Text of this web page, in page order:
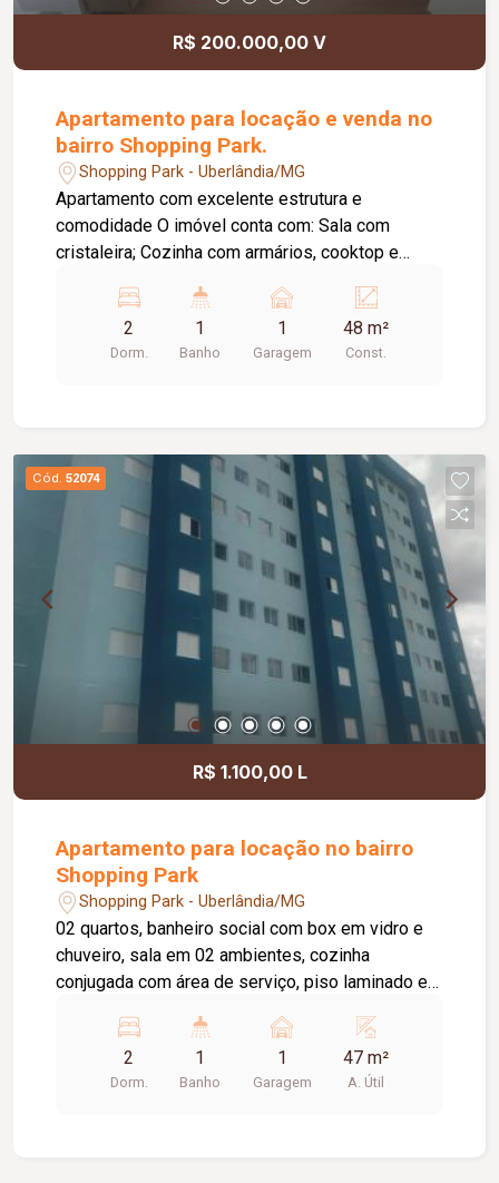
R$ 200.000,00 V
Apartamento para locação e venda no
bairro Shopping Park.
Shopping Park - Uberlândia/MG
Apartamento com excelente estrutura e
comodidade O imóvel conta com: Sala com
cristaleira; Cozinha com armários, cooktop e
quartos; 01 vaga de garagem. Condomínio
oferece: Portaria 24 horas; Elevador; Piscina;
Quadra poliesportiva; Mercadinho 24 horas.
2
Dorm.
1
Banho
1
Garagem
48 m²
Const.
Cód. 52074
R$ 1.100,00 L
Apartamento para locação no bairro
Shopping Park
Shopping Park - Uberlândia/MG
02 quartos, banheiro social com box em vidro e
chuveiro, sala em 02 ambientes, cozinha
conjugada com área de serviço, piso laminado e
para ar condicionado, portaria 24 hrs, elevador,
salão de festas, playground, piscina e quadra
esportiva. Aprox. 47m². Cond. aprox. $366,56,
2
Dorm.
1
Banho
1
Garagem
47 m²
A. Útil